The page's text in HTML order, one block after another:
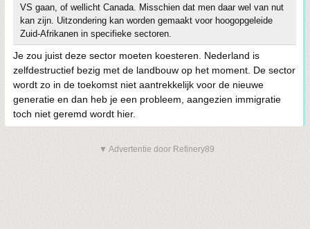
VS gaan, of wellicht Canada. Misschien dat men daar wel van nut
kan zijn. Uitzondering kan worden gemaakt voor hoogopgeleide
Zuid-Afrikanen in specifieke sectoren.
Je zou juist deze sector moeten koesteren. Nederland is
zelfdestructief bezig met de landbouw op het moment. De sector
wordt zo in de toekomst niet aantrekkelijk voor de nieuwe
generatie en dan heb je een probleem, aangezien immigratie
toch niet geremd wordt hier.
▼ Advertentie door Refinery89